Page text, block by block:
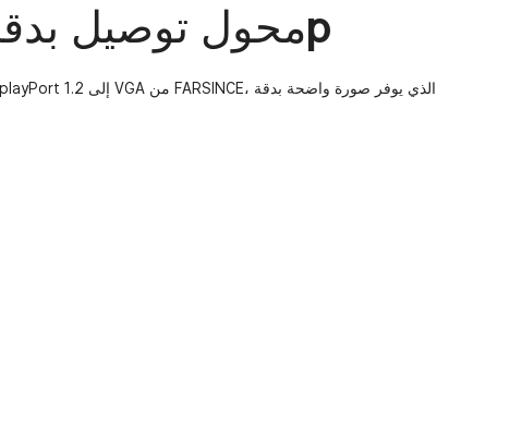
إلى VGA، محول توصيل بدقة 1080p